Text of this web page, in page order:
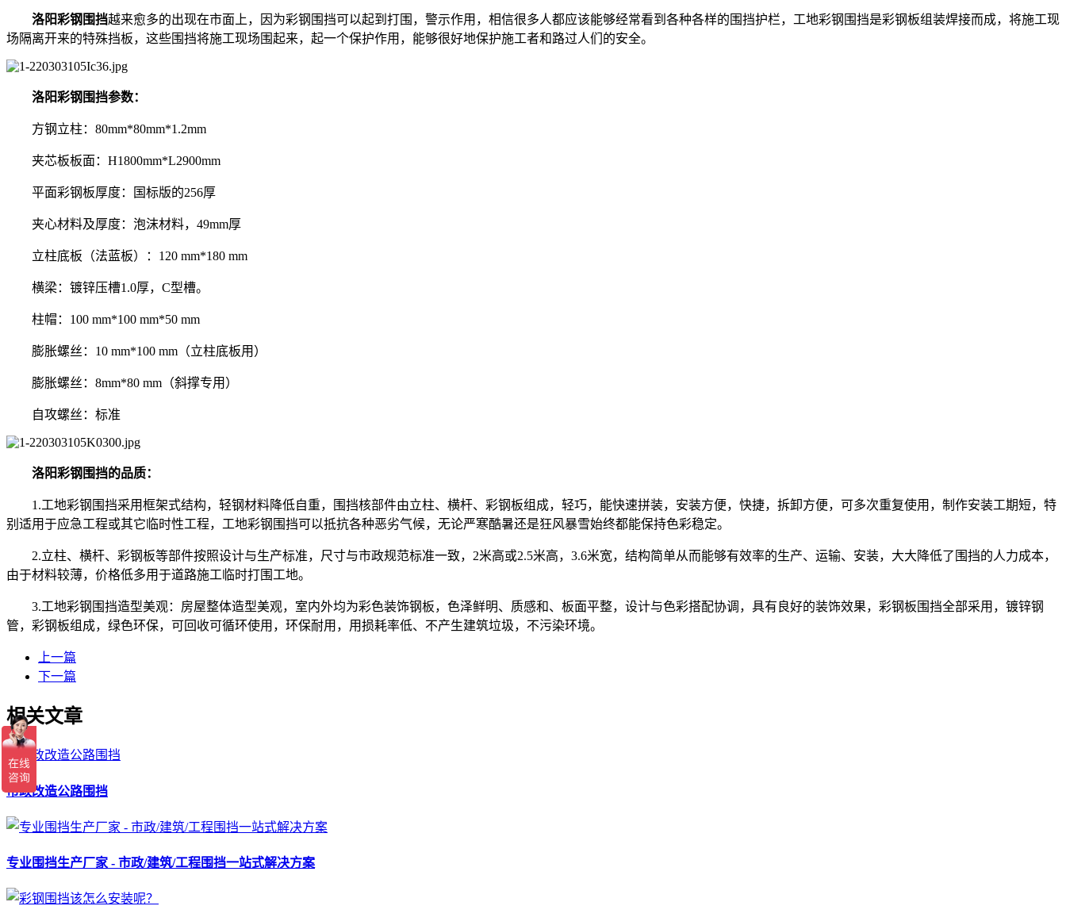
洛阳彩钢围挡越来愈多的出现在市面上，因为彩钢围挡可以起到打围，警示作用，相信很多人都应该能够经常看到各种各样的围挡护栏，工地彩钢围挡是彩钢板组装焊接而‌‌成，将施工现
场隔离开来的特殊挡板，这些围挡将施工现场围起来，起一个保护作用，能够很好地保护施工者和路过人们的安全。
洛阳彩钢围挡参数：
方钢立柱：80mm*80mm*1.2mm
夹芯板板面：H1800mm*L2900mm
平面彩钢板厚度：国标版的256厚
夹心材料及厚度：泡沫材料，49mm厚
立柱底板（法蓝板）：120 mm*180 mm
横梁：镀锌压槽1.0厚，C型槽。
柱帽：100 mm*100 mm*50 mm
膨胀螺丝：10 mm*100 mm（立柱底板用）
膨胀螺丝：8mm*80 mm（斜撑专用）
自攻螺丝：标准
洛阳彩钢围挡的品质：
1.工地彩钢围挡采用框架式结构，轻钢材料降低自重，围挡核部件由立柱、横杆、彩钢板组成，轻巧，能快速拼装，安装方便，快捷，拆卸方便，可多次重复使用，制作安装工期短，特
别适用于应急工程或其它临时性工程，工地彩钢围挡可以抵抗各种恶劣气候，无论严寒酷暑还是狂风暴雪始终都能保持色彩稳定。
2.立柱、横杆、彩钢板等部件按照设计与生产标准，尺寸与市政规范标准一致，2米高或2.5米高，3.6米宽，结构简单从而能够有效率的生产、运输、安装，大大降低了围挡的人力成本，
由于材料较薄，价格低多用于道路施工临时打围工地。
3.工地彩钢围挡造型美观：房屋整体造型美观，室内外均为彩色装饰钢板，色泽鲜明、质感和、板面平整，设计与色彩搭配协调，具有良好的装饰效果，彩钢板围挡全部采用，镀锌钢
管，彩钢板组成，绿色环保，可回收可循环使用，环保耐用，用损耗率低、不产生建筑垃圾，不污染环境。
上一篇
下一篇
相关文章
市政改造公路围挡
专业围挡生产厂家 - 市政/建筑/工程围挡一站式解决方案